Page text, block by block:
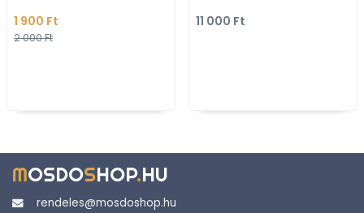
1 900 Ft
2 000 Ft
mintás műanyag
11 000 Ft
MOSDOSHOP.HU
rendeles@mosdoshop.hu